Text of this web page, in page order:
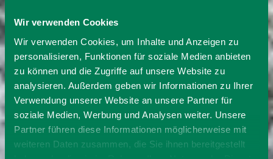
Wir verwenden Cookies
Wir verwenden Cookies, um Inhalte und Anzeigen zu
personalisieren, Funktionen für soziale Medien anbieten
zu können und die Zugriffe auf unsere Website zu
analysieren. Außerdem geben wir Informationen zu Ihrer
Verwendung unserer Website an unsere Partner für
soziale Medien, Werbung und Analysen weiter. Unsere
Partner führen diese Informationen möglicherweise mit
weiteren Daten zusammen, die Sie ihnen bereitgestellt